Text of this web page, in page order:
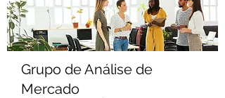
Grupo de Análise de
Mercado